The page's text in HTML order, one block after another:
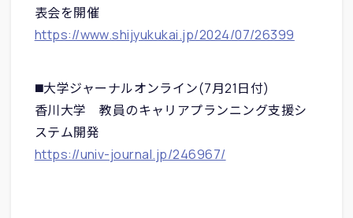
表会を開催
https://www.shijyukukai.jp/2024/07/26399
◼️大学ジャーナルオンライン(7月21日付)
香川大学 教員のキャリアプランニング支援シ
ステム開発
https://univ-journal.jp/246967/